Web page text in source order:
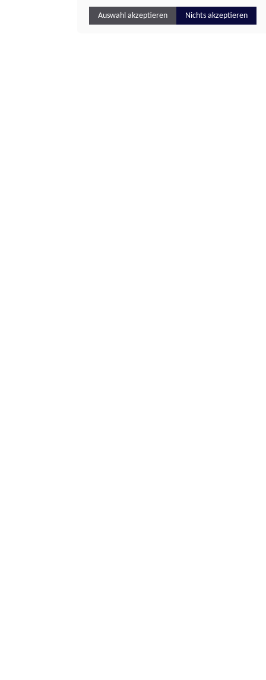
Auswahl akzeptieren Nichts akzeptieren